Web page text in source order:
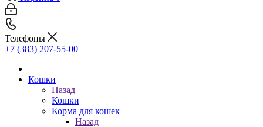
Телефоны
+7 (383) 207-55-00
Кошки
Назад
Кошки
Корма для кошек
Назад